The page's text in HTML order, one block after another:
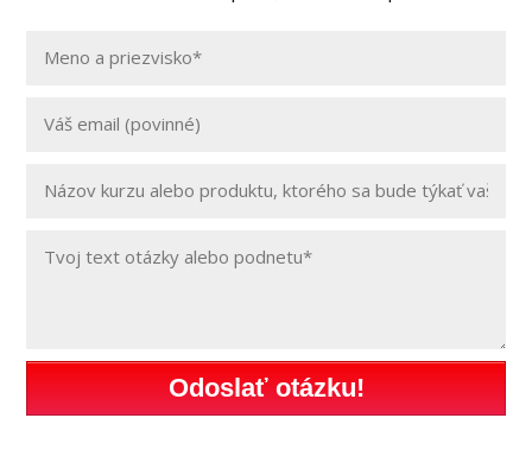
Odoslať otázku!